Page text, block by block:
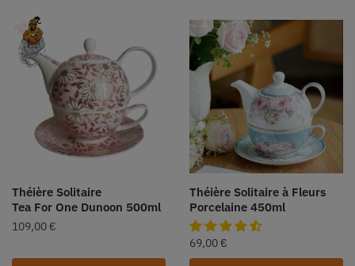
Théière Solitaire
Tea For One Dunoon 500ml
109,00 €
Théière Solitaire à Fleurs
Porcelaine 450ml
69,00 €